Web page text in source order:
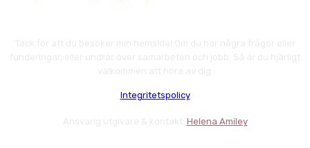
Integritetspolicy
Helena Amiley